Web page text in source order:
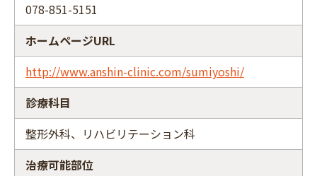
フリーワード
078-851-5151
ホームページURL
http://www.anshin-clinic.com/sumiyoshi/
診療科目
整形外科、リハビリテーション科
治療可能部位